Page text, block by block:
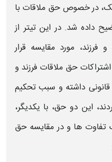
در خصوص حق ملاقات با
داده شد. در این تیتر از
فرزند، مورد مقایسه قرار
حق ملاقات فرزند و
قانونی داشته و سبب تحکیم
این دو حق، با یکدیگر،
تفاوت ها و در مقایسه حق